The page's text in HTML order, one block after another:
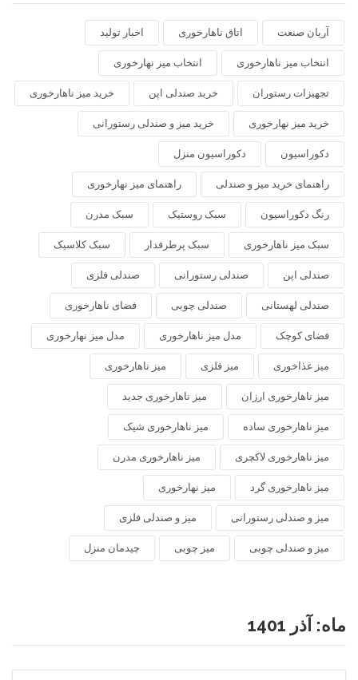
آریان صنعت اتاق ناهارخوری اخبار تولید
انتخاب میز ناهارخوری انتخاب میز نهارخوری
تجهیزات رستوران خرید صندلی اپن خرید میز ناهارخوری
خرید میز نهارخوری خرید میز و صندلی رستورانی
دکوراسیون دکوراسیون منزل
راهنمای خرید میز و صندلی راهنمای میز نهارخوری
رنگ دکوراسیون سبک روستیک سبک مدرن
سبک میز ناهارخوری سبک پرطرفدار سبک کلاسیک
صندلی اپن صندلی رستورانی صندلی فلزی
صندلی لهستانی صندلی چوبی فضای ناهارخوری
فضای کوچک مدل میز ناهارخوری مدل میز نهارخوری
میز غذاخوری میز فلزی میز ناهارخوری
میز ناهارخوری ارزان میز ناهارخوری جدید
میز ناهارخوری ساده میز ناهارخوری شیک
میز ناهارخوری لاکچری میز ناهارخوری مدرن
میز ناهارخوری گرد میز نهارخوری
میز و صندلی رستورانی میز و صندلی فلزی
میز و صندلی چوبی میز چوبی چیدمان منزل
ماه: آذر 1401